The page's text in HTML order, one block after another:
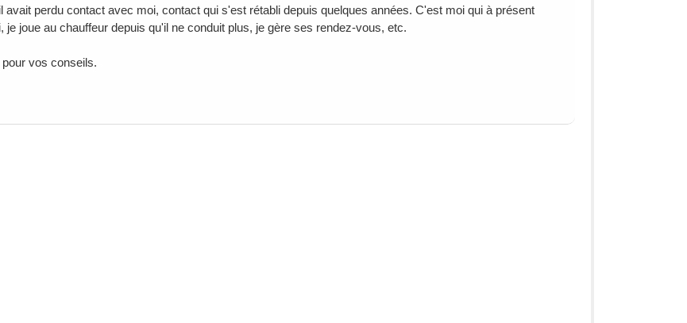
avait perdu contact avec moi, contact qui s'est rétabli depuis quelques années. C'est moi qui à présent
je joue au chauffeur depuis qu'il ne conduit plus, je gère ses rendez-vous, etc.
vos conseils.